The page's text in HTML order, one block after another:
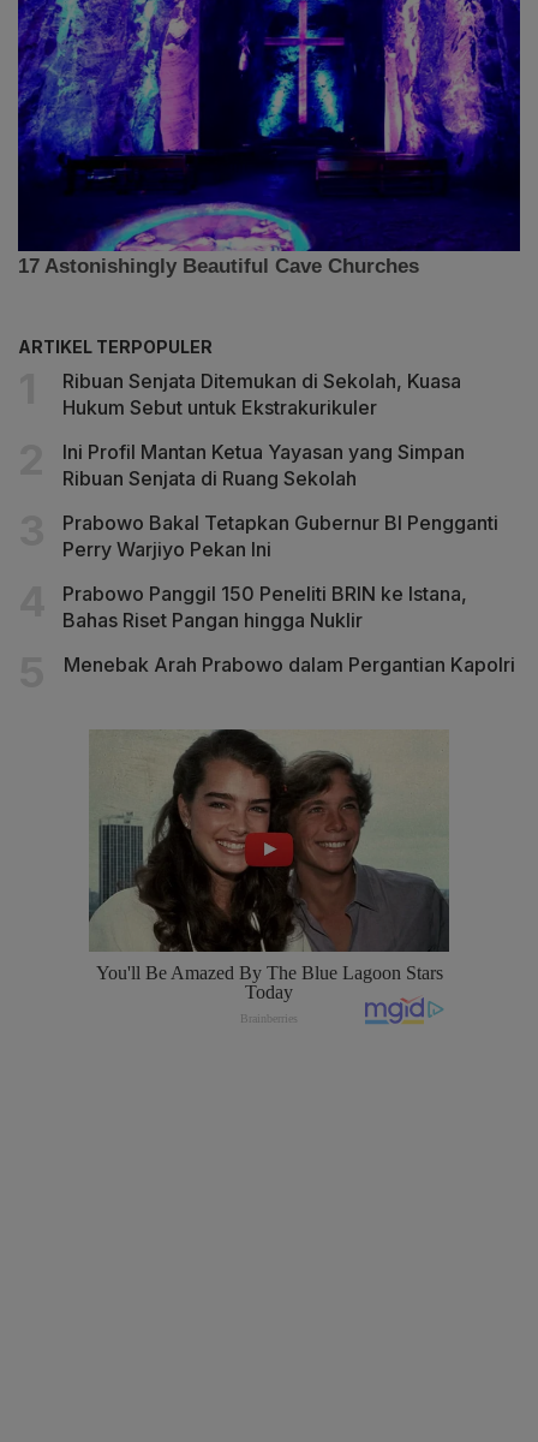
ARTIKEL TERPOPULER
Ribuan Senjata Ditemukan di Sekolah, Kuasa
Hukum Sebut untuk Ekstrakurikuler
Ini Profil Mantan Ketua Yayasan yang Simpan
Ribuan Senjata di Ruang Sekolah
Prabowo Bakal Tetapkan Gubernur BI Pengganti
Perry Warjiyo Pekan Ini
Prabowo Panggil 150 Peneliti BRIN ke Istana,
Bahas Riset Pangan hingga Nuklir
Menebak Arah Prabowo dalam Pergantian Kapolri